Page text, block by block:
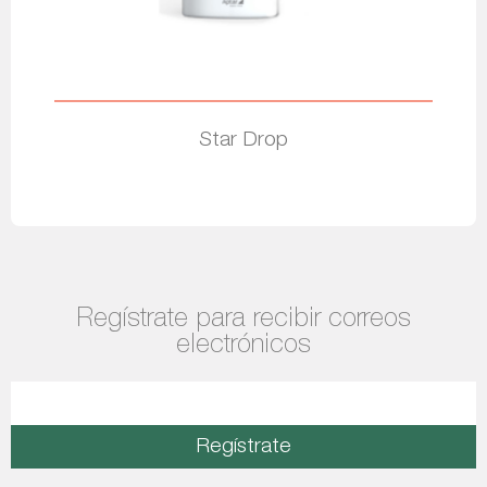
Star Drop
Regístrate para recibir correos
electrónicos
Regístrate